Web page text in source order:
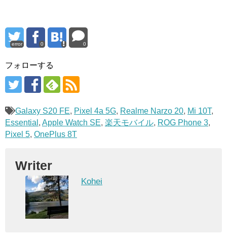
error 0 0
フォローする
Galaxy S20 FE, Pixel 4a 5G, Realme Narzo 20, Mi 10T,
Essential , Apple Watch SE, 楽天モバイル, ROG Phone 3,
Pixel 5, OnePlus 8T
Writer
Kohei